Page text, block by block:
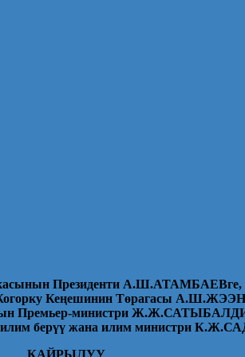
Президенти А.Ш.АТАМБАЕВге,
Кеңешинин Төрагасы
Премьер-министри
берүү жана илим министри